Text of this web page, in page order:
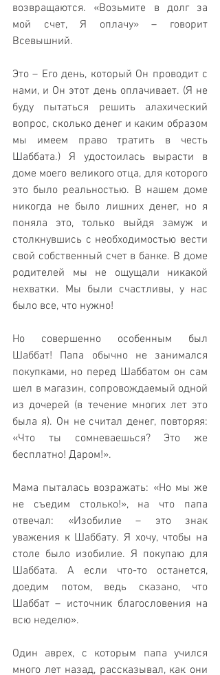
возвращаются. «Возьмите в долг за
мой счет, Я оплачу» – говорит
Всевышний.
Это – Его день, который Он проводит с
нами, и Он этот день оплачивает. (Я не
буду пытаться решить алахический
вопрос, сколько денег и каким образом
мы имеем право тратить в честь
Шаббата.) Я удостоилась вырасти в
доме моего великого отца, для которого
это было реальностью. В нашем доме
никогда не было лишних денег, но я
поняла это, только выйдя замуж и
столкнувшись с необходимостью вести
свой собственный счет в банке. В доме
родителей мы не ощущали никакой
нехватки. Мы были счастливы, у нас
было все, что нужно!
Но совершенно особенным был
Шаббат! Папа обычно не занимался
покупками, но перед Шаббатом он сам
шел в магазин, сопровождаемый одной
из дочерей (в течение многих лет это
была я). Он не считал денег, повторяя:
«Что ты сомневаешься? Это же
бесплатно! Даром!».
Мама пыталась возражать: «Но мы же
не съедим столько!», на что папа
отвечал: «Изобилие – это знак
уважения к Шаббату. Я хочу, чтобы на
столе было изобилие. Я покупаю для
Шаббата. А если что-то останется,
доедим потом, ведь сказано, что
Шаббат – источник благословения на
всю неделю».
Один аврех, с которым папа учился
много лет назад, рассказывал, как они